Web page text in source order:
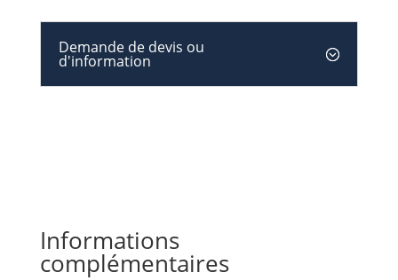
Demande de devis ou
d'information
Informations
complémentaires